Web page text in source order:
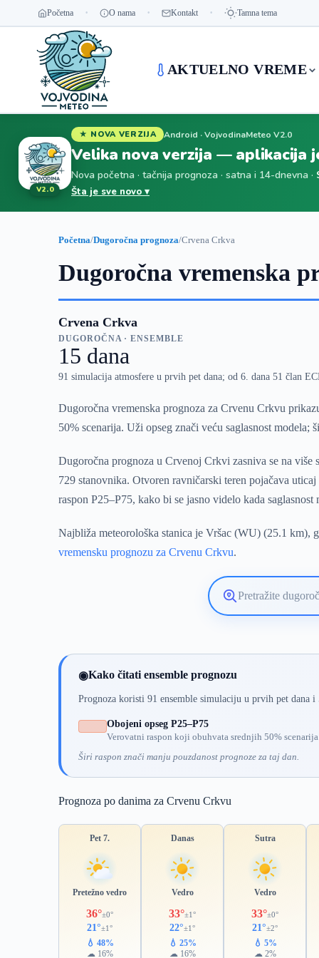
Početna O nama Kontakt Tamna tema
AKTUELNO VREME
V2.0
★ NOVA VERZIJA Android · VojvodinaMeteo V2.0
Velika nova verzija — aplikacija
Nova početna · tačnija prognoza · satna i 14-dnevna ·
Šta je sve novo ▾
Početna/Dugoročna prognoza/Crvena Crkva
Dugoročna vremenska
Crvena Crkva
DUGOROČNA · ENSEMBLE
15 dana
91 simulacija atmosfere u prvih pet dana; od 6. dana 51 član
Dugoročna vremenska prognoza za Crvenu Crkvu
50% scenarija. Uži opseg znači veću saglasnost modela;
Dugoročna prognoza u Crvenoj Crkvi zasniva se na
729 stanovnika. Otvoren ravničarski teren pojačava
raspon P25–P75, kako bi se jasno videlo kada saglasnost
Najbliža meteorološka stanica je Vršac (WU) (25.1 km),
vremensku prognozu za Crvenu Crkvu.
Pretražite
lokaciju
◉Kako čitati ensemble prognozu
Prognoza koristi 91 ensemble simulaciju u prvih pet dana
Obojeni opseg P25–P75
Verovatni raspon koji obuhvata srednjih 50%
Širi raspon znači manju pouzdanost prognoze za taj dan.
Prognoza po danima za Crvenu Crkvu
Pet 7.
Pretežno vedro
36°±0°
21°±1°
💧 48%
☁ 16%
Danas
Vedro
33°±1°
22°±1°
💧 25%
☁ 16%
Sutra
Vedro
33°±0°
21°±2°
💧 5%
☁ 2%